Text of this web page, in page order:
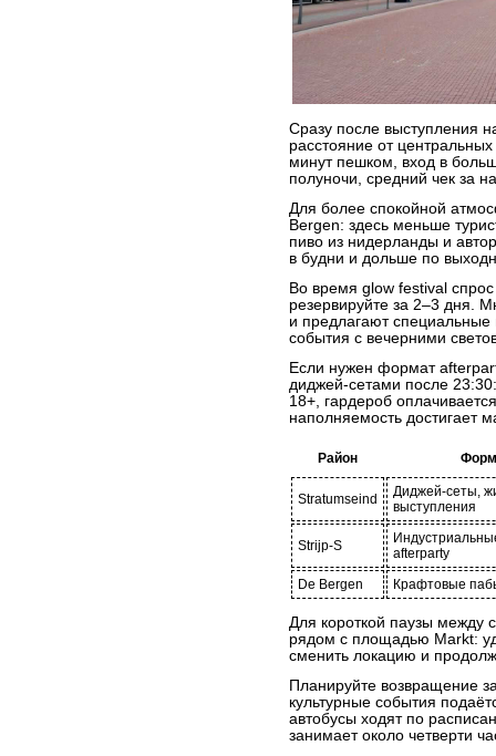
Сразу после выступления
расстояние от
минут пешком, вход в
полуночи, средний чек за
Для более спокойной
Bergen: здесь меньше
пиво из нидерланды и
в будни и дольше по
Во время glow festival
резервируйте за 2–3 дня.
и предлагают
события с вечерними
Если нужен формат
диджей-сетами после
18+, гардероб
наполняемость достигает
Район
Stratumseind
Диджей-сеты,
выступления
Strijp-S
afterparty
De Bergen
Крафтовые
Для короткой паузы между
рядом с площадью Markt:
сменить локацию и
Планируйте возвращение
культурные события
автобусы ходят по
занимает около четверти